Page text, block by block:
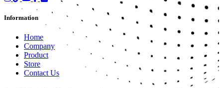
Information
Home
Company
Product
Store
Contact Us